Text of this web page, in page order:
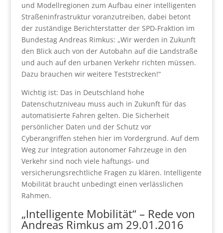
und Modellregionen zum Aufbau einer intelligenten
Straßeninfrastruktur voranzutreiben, dabei betont
der zuständige Berichterstatter der SPD-Fraktion im
Bundestag Andreas Rimkus: „Wir werden in Zukunft
den Blick auch von der Autobahn auf die Landstraße
und auch auf den urbanen Verkehr richten müssen.
Dazu brauchen wir weitere Teststrecken!“
Wichtig ist: Das in Deutschland hohe
Datenschutzniveau muss auch in Zukunft für das
automatisierte Fahren gelten. Die Sicherheit
persönlicher Daten und der Schutz vor
Cyberangriffen stehen hier im Vordergrund. Auf dem
Weg zur Integration autonomer Fahrzeuge in den
Verkehr sind noch viele haftungs- und
versicherungsrechtliche Fragen zu klären. Intelligente
Mobilität braucht unbedingt einen verlässlichen
Rahmen.
„Intelligente Mobilität“ – Rede von
Andreas Rimkus am 29.01.2016